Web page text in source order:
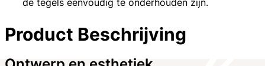
Product Beschrijving